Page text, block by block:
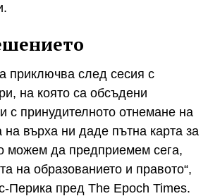
приключва след сесия с
на която са обсъдени
с принудителното отнемане на
върха ни даде пътна карта за
можем да предприемем сега,
на образованието и правото“,
Перика пред The Epoch Times.